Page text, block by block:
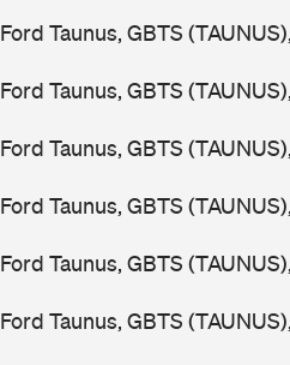
Ford Taunus, GBTS
Ford Taunus, GBTS
Ford Taunus, GBTS
Ford Taunus, GBTS
Ford Taunus, GBTS
Ford Taunus, GBTS